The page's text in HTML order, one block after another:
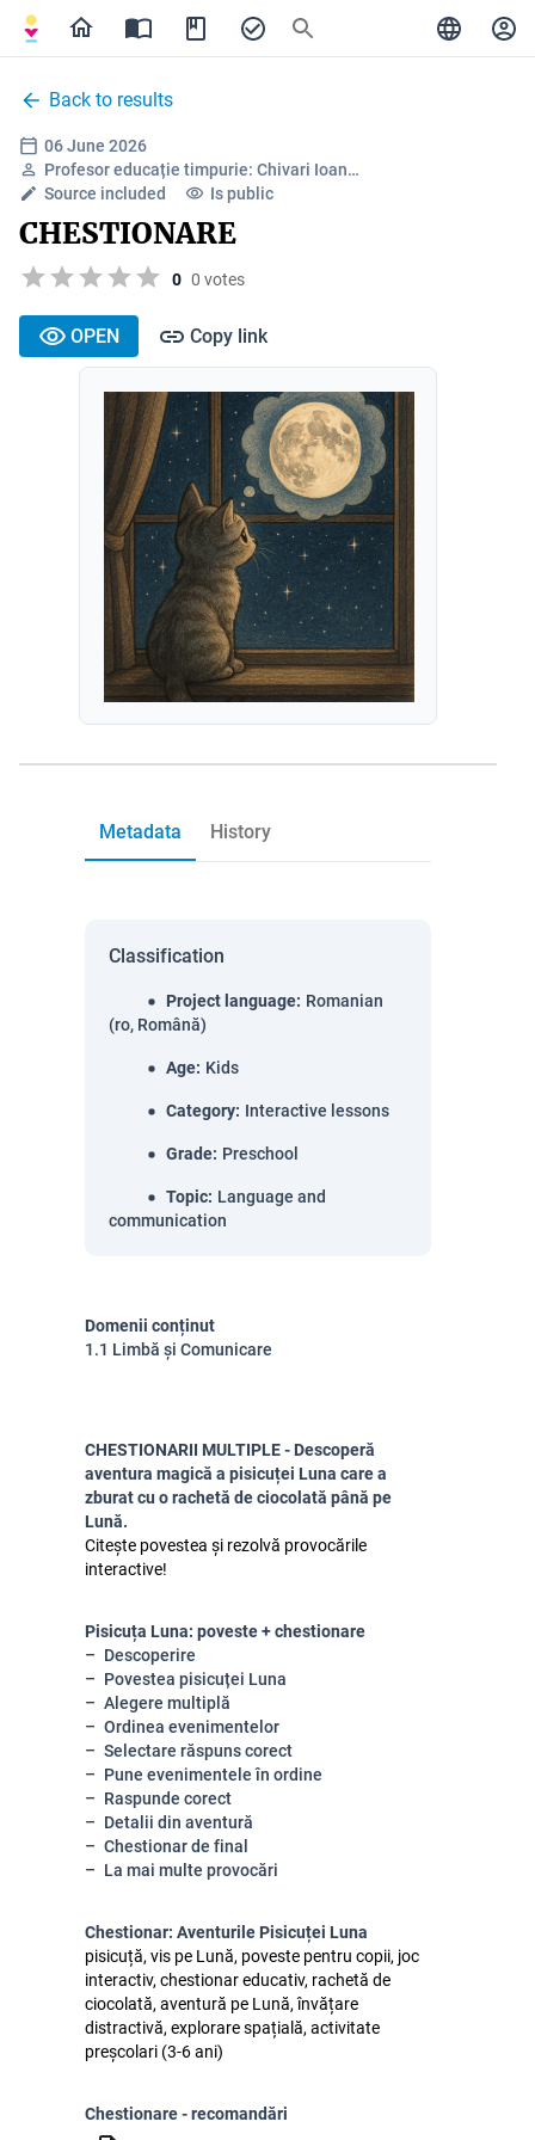
Back to results
06 June 2026
Profesor educație timpurie: Chivari Ioan…
Source included
Is public
CHESTIONARE
0 0 votes
OPEN Copy link
Metadata History
Classification
Project language: Romanian
(ro, Română)
Age: Kids
Category: Interactive lessons
Grade: Preschool
Topic: Language and
communication
Domenii conținut
1.1 Limbă și Comunicare
CHESTIONARII MULTIPLE - Descoperă
aventura magică a pisicuței Luna care a
zburat cu o rachetă de ciocolată până pe
Lună.
Citește povestea și rezolvă provocările
interactive!
Pisicuța Luna: poveste + chestionare
Descoperire
Povestea pisicuței Luna
Alegere multiplă
Ordinea evenimentelor
Selectare răspuns corect
Pune evenimentele în ordine
Raspunde corect
Detalii din aventură
Chestionar de final
La mai multe provocări
Chestionar: Aventurile Pisicuței Luna
pisicuță, vis pe Lună, poveste pentru copii, joc
interactiv, chestionar educativ, rachetă de
ciocolată, aventură pe Lună, învățare
distractivă, explorare spațială, activitate
preșcolari (3-6 ani)
Chestionare - recomandări